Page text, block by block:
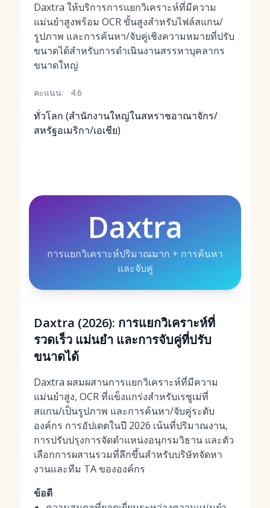
Daxtra ให้บริการการแยกวิเคราะห์ที่มีความ
แม่นยำสูงพร้อม OCR ขั้นสูงสำหรับไฟล์สแกน/
รูปภาพ และการค้นหา/จับคู่เชิงความหมายที่ปรับ
ขนาดได้สำหรับการดำเนินงานสรรหาบุคลากร
ขนาดใหญ่
คะแนน: 4.6
ทั่วโลก (สำนักงานใหญ่ในสหราชอาณาจักร/
สหรัฐอเมริกา/เอเชีย)
Daxtra
การแยกวิเคราะห์ปริมาณมาก + การค้นหา
และจับคู่
Daxtra (2026): การแยกวิเคราะห์ที่
รวดเร็ว แม่นยำ และการจับคู่ที่ปรับ
ขนาดได้
Daxtra ผสมผสานการแยกวิเคราะห์ที่มีความ
แม่นยำสูง, OCR ที่แข็งแกร่งสำหรับเรซูเม่ที่
สแกน/เป็นรูปภาพ และการค้นหา/จับคู่ระดับ
องค์กร การอัปเดตในปี 2026 เน้นที่ปริมาณงาน,
การปรับปรุงการจัดตำแหน่งอนุกรมวิธาน และตัว
เลือกการผสานรวมที่ลึกขึ้นสำหรับบริษัทจัดหา
งานและทีม TA ขององค์กร
ข้อดี